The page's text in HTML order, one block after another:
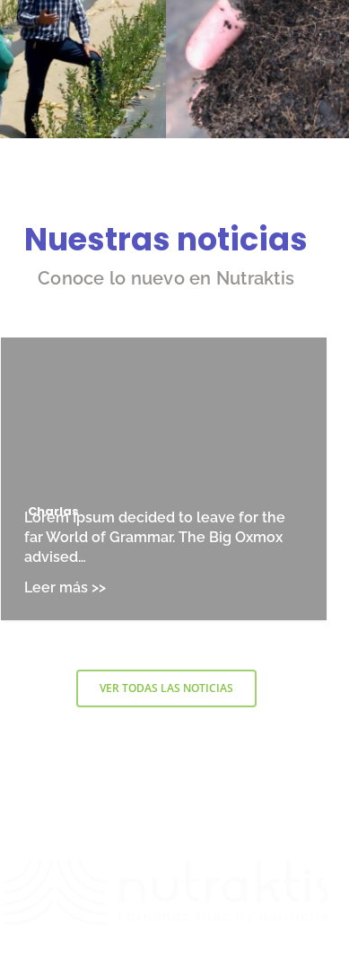
Nuestras noticias
Conoce lo nuevo en Nutraktis
Charlas
Lorem Ipsum decided to leave for the
far World of Grammar. The Big Oxmox
advised…
VER TODAS LAS NOTICIAS